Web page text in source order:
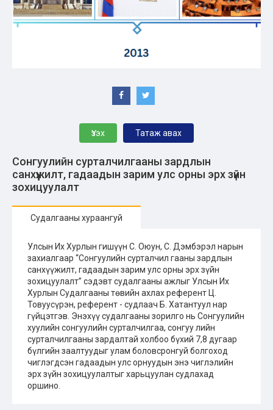
Үзэх Татаж авах
Сонгуулийн сурталчилгааны зардлын
санхүүжилт, гадаадын зарим улс орны эрх зүйн
зохицуулалт
Судалгааны хураангуй
Улсын Их Хурлын гишүүн С. Оюун, С. Дэмбэрэл нарын
захиалгаар “Сонгуулийн сурталчил гааны зардлын
санхүүжилт, гадаадын зарим улс орны эрх зүйн
зохицуулалт” сэдэвт судалгааны ажлыг Улсын Их
Хурлын Судалгааны төвийн ахлах референт Ц.
Товуусүрэн, референт - судлаач Б. Хатантуул нар
гүйцэтгэв. Энэхүү судалгааны зорилго нь Сонгуулийн
хуулийн сонгуулийн сурталчилгаа, сонгуу лийн
сурталчилгааны зардалтай холбоо бүхий 7,8 дугаар
бүлгийн заалтуудыг улам боловсронгуй болгоход
чиглэгдсэн гадаадын улс орнуудын энэ чиглэлийн
эрх зүйн зохицуулалтыг харьцуулан судлахад
оршино.